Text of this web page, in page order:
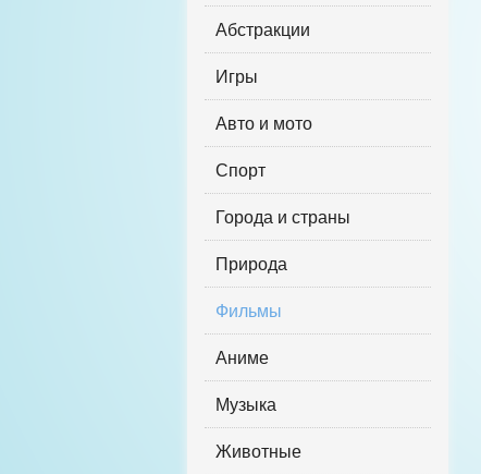
Абстракции
Игры
Авто и мото
Спорт
Города и страны
Природа
Фильмы
Аниме
Музыка
Животные